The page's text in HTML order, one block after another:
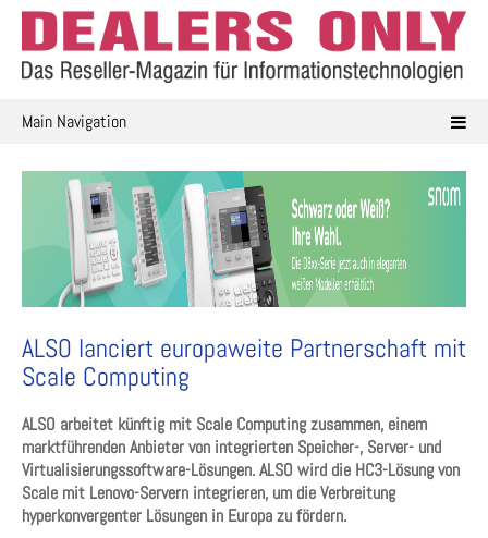
Skip
content
Main Navigation
ALSO lanciert europaweite Partnerschaft mit
Scale Computing
ALSO arbeitet künftig mit Scale Computing zusammen, einem
marktführenden Anbieter von integrierten Speicher-, Server- und
Virtualisierungssoftware-Lösungen. ALSO wird die HC3-Lösung von
Scale mit Lenovo-Servern integrieren, um die Verbreitung
hyperkonvergenter Lösungen in Europa zu fördern.